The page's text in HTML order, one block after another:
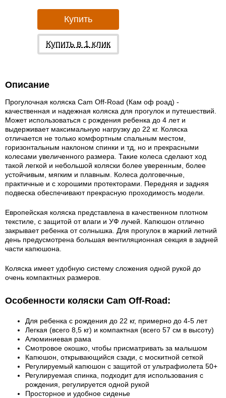
Купить
Купить в 1 клик
Описание
Прогулочная коляска Cam Off-Road (Кам оф роад) -
качественная и надежная коляска для прогулок и путешествий.
Может использоваться с рождения ребенка до 4 лет и
выдерживает максимальную нагрузку до 22 кг. Коляска
отличается не только комфортным спальным местом,
горизонтальным наклоном спинки и тд, но и прекрасными
колесами увеличенного размера. Такие колеса сделают ход
такой легкой и небольшой коляски более уверенным, более
устойчивым, мягким и плавным. Колеса долговечные,
практичные и с хорошими протекторами. Передняя и задняя
подвеска обеспечивают прекрасную проходимость модели.
Европейская коляска представлена в качественном плотном
текстиле, с защитой от влаги и УФ лучей. Капюшон отлично
закрывает ребенка от солнышка. Для прогулок в жаркий летний
день предусмотрена большая вентиляционная секция в задней
части капюшона.
Коляска имеет удобную систему сложения одной рукой до
очень компактных размеров.
Особенности коляски Cam Off-Road:
Для ребенка с рождения до 22 кг, примерно до 4-5 лет
Легкая (всего 8,5 кг) и компактная (всего 57 см в высоту)
Алюминиевая рама
Смотровое окошко, чтобы присматривать за малышом
Капюшон, открывающийся сзади, с москитной сеткой
Регулируемый капюшон с защитой от ультрафиолета 50+
Регулируемая спинка, подходит для использования с
рождения, регулируется одной рукой
Просторное и удобное сиденье